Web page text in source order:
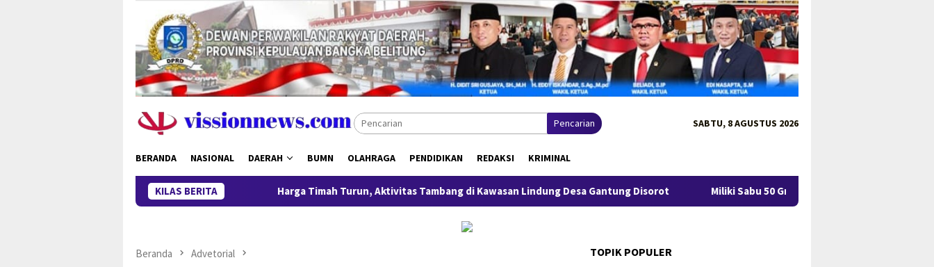
konten
Pencarian SABTU, 8 AGUSTUS 2026
BERANDA NASIONAL DAERAH BUMN OLAHRAGA PENDIDIKAN REDAKSI KRIMINAL
KILAS BERITA Harga Timah Turun, Aktivitas Tambang di Kawasan Lindung Desa Gantung Disorot Miliki Sabu 50 Gram, IRT di Pangkalpinang Ditangkap
Beranda Advetorial TOPIK POPULER